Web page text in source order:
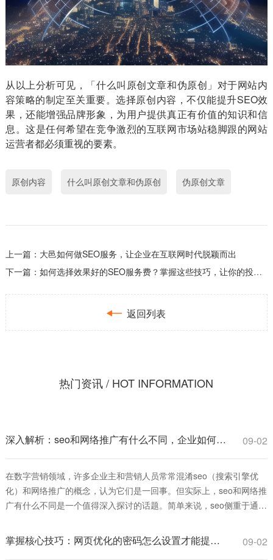
从以上分析可见，「什么叫原创文章和伪原创」对于网站内
容策略的制定至关重要。选择原创内容，不仅能提升SEO效
果，还能增强品牌形象，为用户提供真正有价值的知识和信
息。这是任何希望在竞争激烈的互联网市场站稳脚跟的网站
运营者都必须重视的要素。
原创内容 什么叫原创文章和伪原创 伪原创文章
上一篇： 大邑如何做SEO服务，让企业在互联网时代脱颖而出
下一篇： 如何选择效果好的SEO服务费？掌握这些技巧，让你的投资更有回报！
 返回列表
热门资讯 / HOT INFORMATION
深入解析：seo和网络推广有什么不同，企业如何选择更有效？ 09-02
在数字营销领域，许多企业主和营销人员常常混淆seo（搜索引擎优
化）和网络推广的概念，认为它们是一回事。但实际上，seo和网络推
广有什么不同是一个值得深入探讨的话题。简单来说，seo侧重于通过
期、可持续的流量；而网络推广则是一个更广泛的术语，涵盖多种付
费和免费手段，如社交媒体广告、电
掌握核心技巧：网页优化的密码怎么设置才能提升安全与排名 09-02